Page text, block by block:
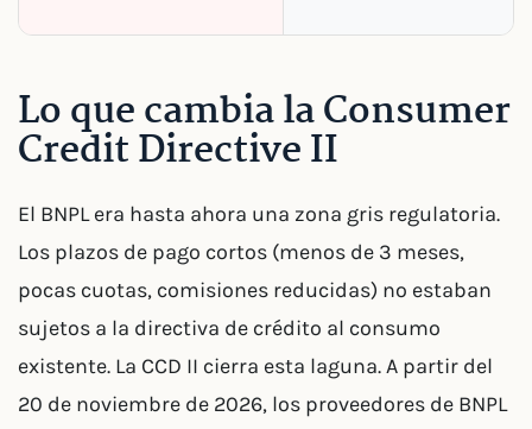
Lo que cambia la Consumer
Credit Directive II
El BNPL era hasta ahora una zona gris regulatoria.
Los plazos de pago cortos (menos de 3 meses,
pocas cuotas, comisiones reducidas) no estaban
sujetos a la directiva de crédito al consumo
existente. La CCD II cierra esta laguna. A partir del
20 de noviembre de 2026, los proveedores de BNPL